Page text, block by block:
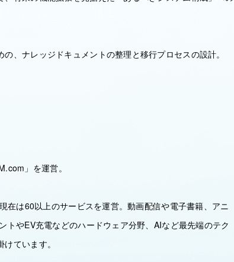
、ナレッジドキュメントの整理と移行プロセスの設計。
」を運営。
在は60以上のサービスを運営。動画配信や電子書籍、アニ
トやEV充電などのハードウェア分野、AIなど最先端のテク
ています。